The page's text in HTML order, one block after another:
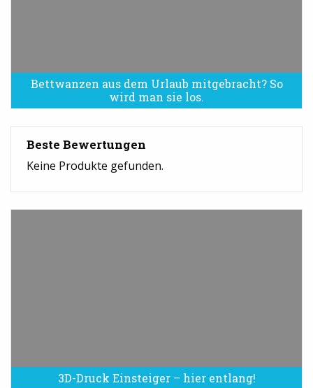
Bettwanzen aus dem Urlaub mitgebracht? So
wird man sie los.
Bettwanzen sind eine Plage
Beste Bewertungen
Keine Produkte gefunden.
3D-Druck Einsteiger – hier entlang!